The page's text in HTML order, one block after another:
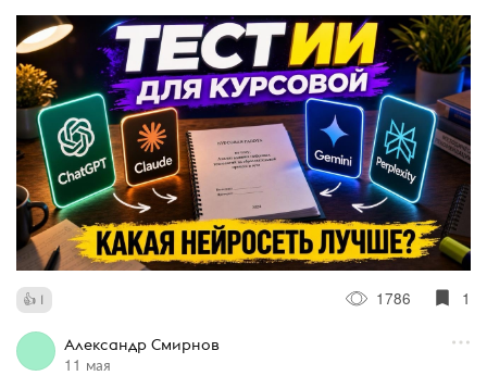
1 1786 1
Александр Смирнов
11 мая